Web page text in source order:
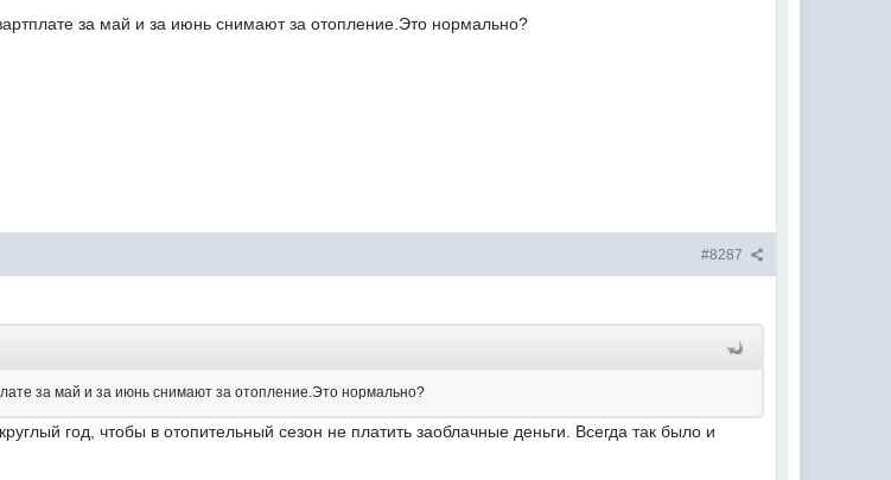
за май и за июнь снимают за отопление.Это нормально?
#8287
за май и за июнь снимают за отопление.Это нормально?
год, чтобы в отопительный сезон не платить заоблачные деньги. Всегда так было и